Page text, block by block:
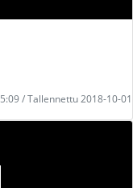
/ Tallennettu 2018-10-01